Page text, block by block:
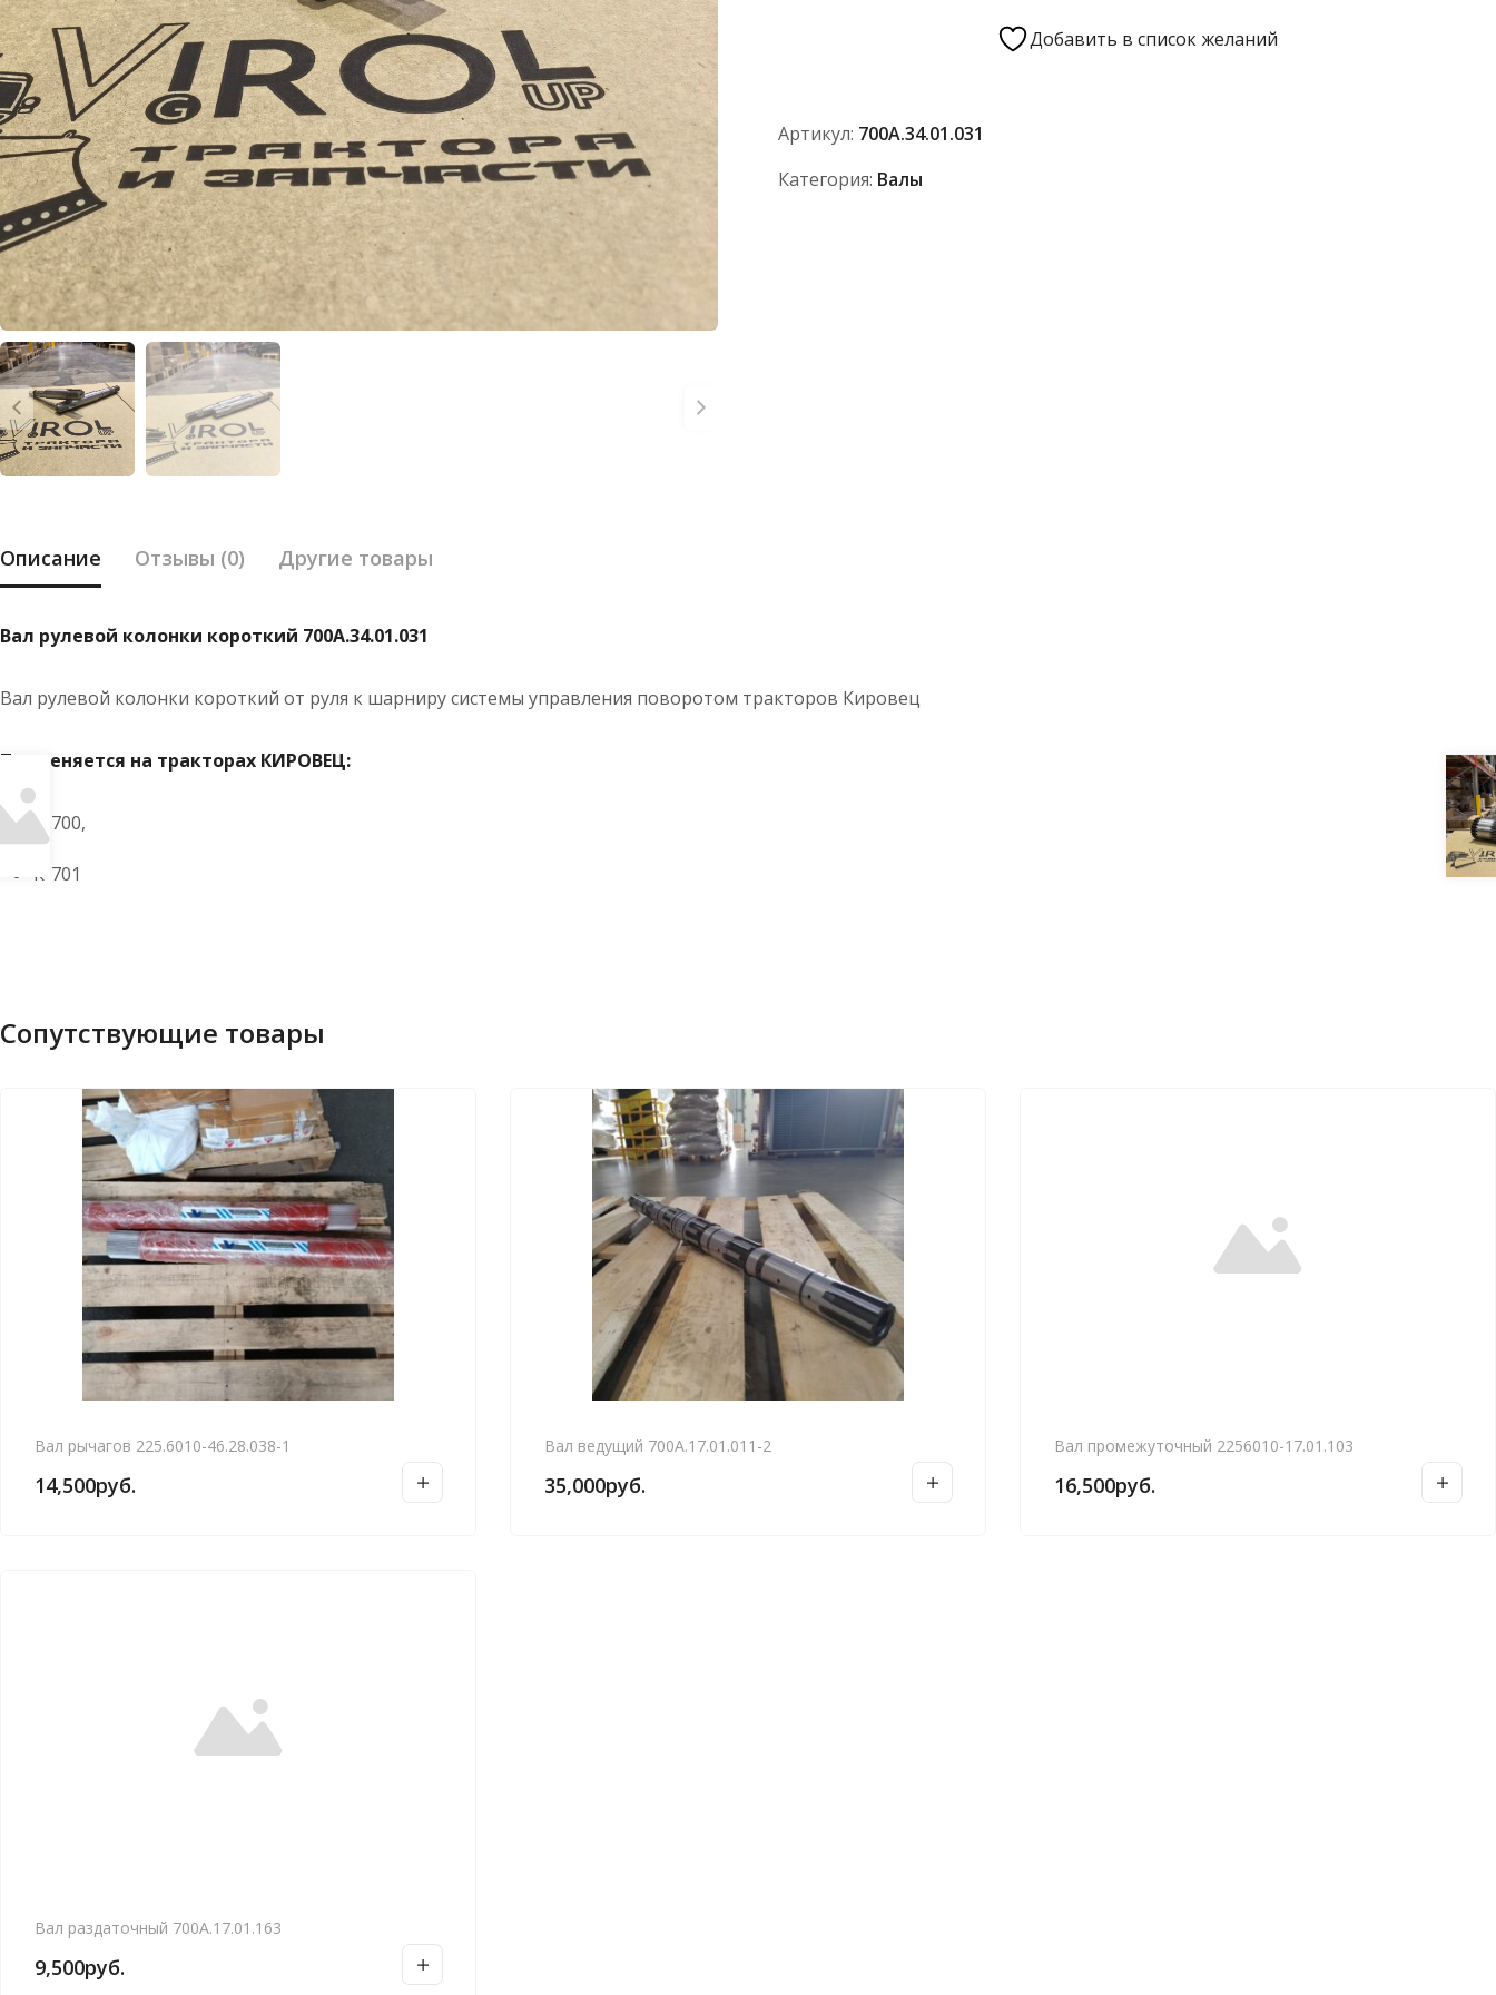
Добавить в список желаний
Артикул: 700А.34.01.031
Категория: Валы
Описание Отзывы (0) Другие товары
Вал рулевой колонки короткий 700А.34.01.031
Вал рулевой колонки короткий от руля к шарниру системы управления поворотом тракторов Кировец
Применяется на тракторах КИРОВЕЦ:
К-700,
К-701
Сопутствующие товары
Вал рычагов 225.6010-46.28.038-1
14,500руб.
Вал ведущий 700А.17.01.011-2
35,000руб.
Вал промежуточный 2256010-17.01.103
16,500руб.
Вал раздаточный 700А.17.01.163
9,500руб.